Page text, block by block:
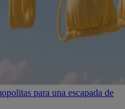
para una escapada de